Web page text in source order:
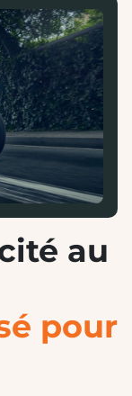
au
pour